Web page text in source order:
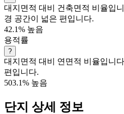
대지면적 대비 건축면적 비율입
경 공간이 넓은 편입니다.
42.1% 높음
용적률
?
대지면적 대비 연면적 비율입니
편입니다.
503.1% 높음
단지 상세 정보